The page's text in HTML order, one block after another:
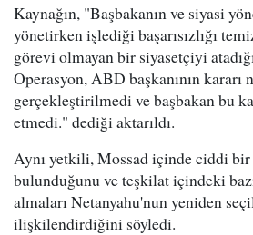
Kaynağın, "Başbakanın ve siyasi
yönetirken işlediği başarısızlığı
görevi olmayan bir siyasetçiyi
Operasyon, ABD başkanının kararı
gerçekleştirilmedi ve başbakan bu
etmedi." dediği aktarıldı.
Aynı yetkili, Mossad içinde ciddi
bulunduğunu ve teşkilat içindeki
almaları Netanyahu'nun yeniden
ilişkilendirdiğini söyledi.